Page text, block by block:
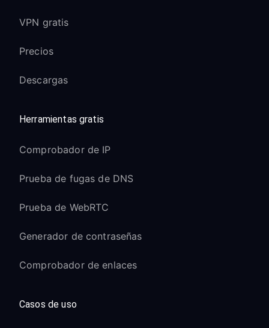
VPN gratis
Precios
Descargas
Herramientas gratis
Comprobador de IP
Prueba de fugas de DNS
Prueba de WebRTC
Generador de contraseñas
Comprobador de enlaces
Casos de uso